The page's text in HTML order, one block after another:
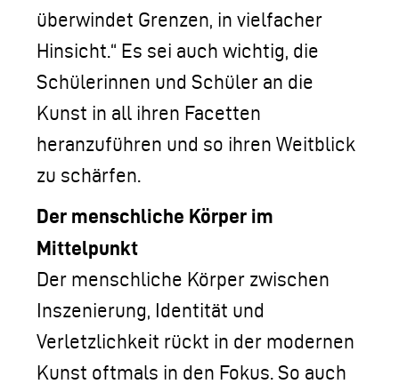
überwindet Grenzen, in vielfacher
Hinsicht.“ Es sei auch wichtig, die
Schülerinnen und Schüler an die
Kunst in all ihren Facetten
heranzuführen und so ihren Weitblick
zu schärfen.
Der menschliche Körper im
Mittelpunkt
Der menschliche Körper zwischen
Inszenierung, Identität und
Verletzlichkeit rückt in der modernen
Kunst oftmals in den Fokus. So auch